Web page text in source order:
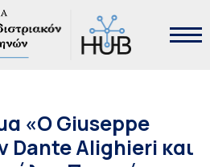
«Ο Giuseppe
Dante Alighieri και